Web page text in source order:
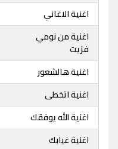
اغنية الاغاني
اغنية من نومي
فزيت
اغنية هالشعور
اغنية اتخطى
اغنية الله يوفقك
اغنية غيابك